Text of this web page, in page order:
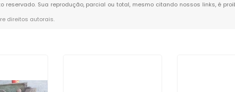
reservado. Sua reprodução, parcial ou total, mesmo citando nossos links, é
direitos autorais.